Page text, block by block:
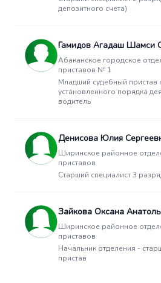
депозитного счета)
Гамидов Агадаш Шамси
Абаканское городское
приставов № 1
Младший судебный пристав
установленного порядка
водитель
Денисова Юлия
Ширинское районное
приставов
Старший специалист 3
Зайкова Оксана
Ширинское районное
приставов
Начальник отделения -
пристав